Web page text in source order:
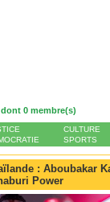
0 membre(s)
CULTURE
SPORTS
: Aboubakar
Power